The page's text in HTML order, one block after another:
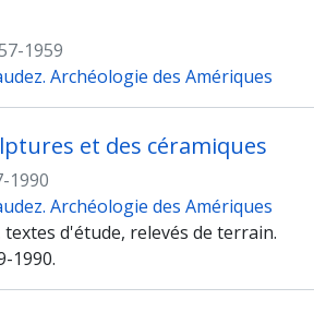
1959
Archéologie des Amériques
et des céramiques
1990
Archéologie des Amériques
d'étude, relevés de terrain.
1990.